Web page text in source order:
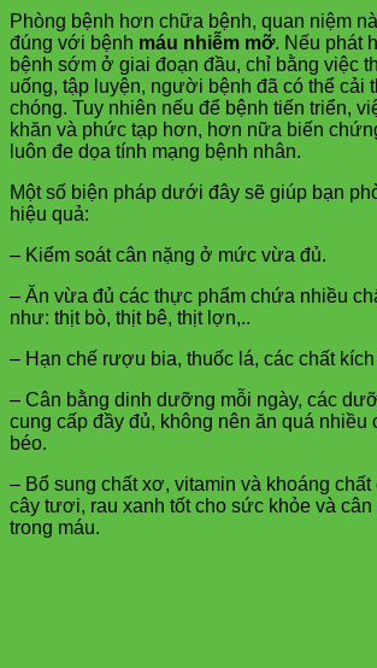
Phòng bệnh hơn chữa bệnh, quan niệm
đúng với bệnh máu nhiễm mỡ. Nếu phát
bệnh sớm ở giai đoạn đầu, chỉ bằng việc
uống, tập luyện, người bệnh đã có thể cải
chóng. Tuy nhiên nếu để bệnh tiến triển,
khăn và phức tạp hơn, hơn nữa biến
luôn đe dọa tính mạng bệnh nhân.
Một số biện pháp dưới đây sẽ giúp bạn
hiệu quả:
– Kiểm soát cân nặng ở mức vừa đủ.
– Ăn vừa đủ các thực phẩm chứa nhiều
như: thịt bò, thịt bê, thịt lợn,..
– Hạn chế rượu bia, thuốc lá, các chất
– Cân bằng dinh dưỡng mỗi ngày, các
cung cấp đầy đủ, không nên ăn quá nhiều
béo.
– Bổ sung chất xơ, vitamin và khoáng chất
cây tươi, rau xanh tốt cho sức khỏe và cân
trong máu.